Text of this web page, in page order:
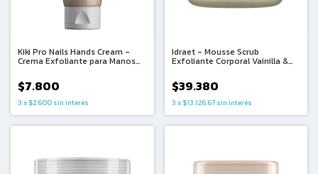
Kiki Pro Nails Hands Cream -
Crema Exfoliante para Manos
$7.800
3 x $2.600 sin interés
Idraet - Mousse Scrub
Exfoliante Corporal Vainilla &
$39.380
3 x $13.126,67 sin interés